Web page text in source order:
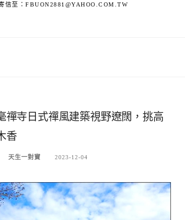
信至：FBUON2881@YAHOO.COM.TW
禪寺日式禪風建築視野遼闊，挑高
香
天生一對寶 2023-12-04